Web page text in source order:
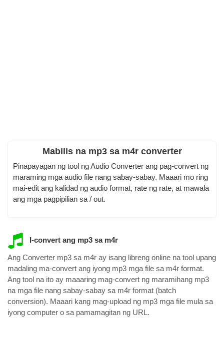
Mabilis na mp3 sa m4r converter
Pinapayagan ng tool ng Audio Converter ang pag-convert ng
maraming mga audio file nang sabay-sabay. Maaari mo ring
mai-edit ang kalidad ng audio format, rate ng rate, at mawala
ang mga pagpipilian sa / out.
I-convert ang mp3 sa m4r
Ang Converter mp3 sa m4r ay isang libreng online na tool upang
madaling ma-convert ang iyong mp3 mga file sa m4r format.
Ang tool na ito ay maaaring mag-convert ng maramihang mp3
na mga file nang sabay-sabay sa m4r format (batch
conversion). Maaari kang mag-upload ng mp3 mga file mula sa
iyong computer o sa pamamagitan ng URL.